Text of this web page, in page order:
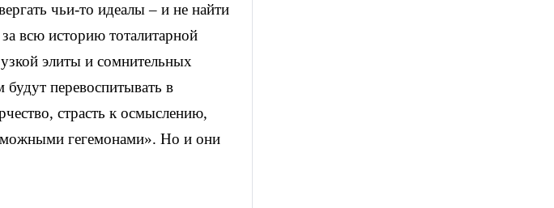
чьи-то идеалы – и не найти
всю историю тоталитарной
элиты и сомнительных
перевоспитывать в
страсть к осмыслению,
гегемонами». Но и они